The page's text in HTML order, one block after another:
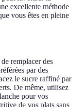
excellente méthode
vous êtes en pleine
remplacer des
par des
le sucre raffiné par
De même, utilisez
pour vos
de vos plats sans